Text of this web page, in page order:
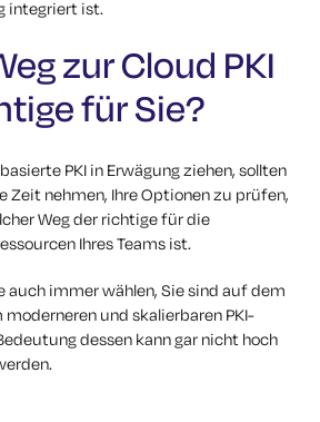
integriert ist.
zur Cloud PKI
für Sie?
PKI in Erwägung ziehen, sollten
Zeit nehmen, Ihre Optionen zu prüfen,
Weg der richtige für die
Ihres Teams ist.
auch immer wählen, Sie sind auf dem
und skalierbaren PKI-
dessen kann gar nicht hoch